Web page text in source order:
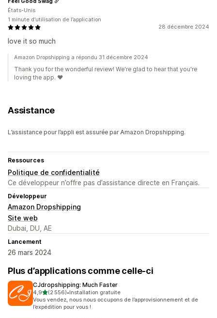
28 décembre 2024
love it so much
États-Unis
1 minute d’utilisation de l’application
Amazon Dropshipping a répondu 31 décembre 2024
Thank you for the wonderful review! We're glad to hear that you're
loving the app. ♥️
Assistance
L’assistance pour l’appli est assurée par Amazon Dropshipping.
Ressources
Politique de confidentialité
Ce développeur n’offre pas d’assistance directe en Français.
Développeur
Amazon Dropshipping
Site web
Dubai, DU, AE
Lancement
26 mars 2024
Plus d’applications comme celle-ci
CJdropshipping: Much Faster
4,9étoile(s) sur 5
(2 556)
2556 avis au total
•Installation gratuite
Vous vendez, nous nous occupons de l’approvisionnement et de
l’expédition pour vous !